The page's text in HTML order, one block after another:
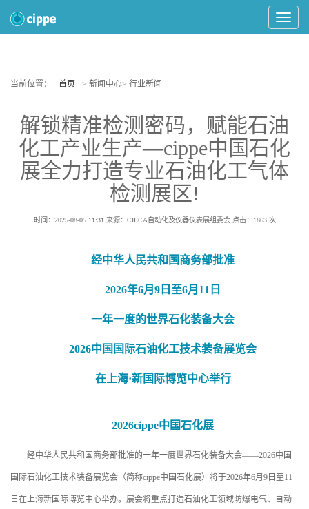
Toggle
当前位置： 首页 > 新闻中心> 行业新闻
解锁精准检测密码，赋能石油
化工产业生产—cippe中国石化
展全力打造专业石油化工气体
检测展区!
时间：2025-08-05 11:31 来源：CIECA自动化及仪器仪表展组委会 点击： 1863 次
经中华人民共和国商务部批准
2026年6月9日至6月11日
一年一度的世界石化装备大会
2026中国国际石油化工技术装备展览会
在上海·新国际博览中心举行
2026cippe中国石化展
经中华人民共和国商务部批准的一年一度世界石化装备大会——2026中国
国际石油化工技术装备展览会（简称cippe中国石化展）将于2026年6月9日至11
日在上海新国际博览中心举办。展会将重点打造石油化工领域防爆电气、自动